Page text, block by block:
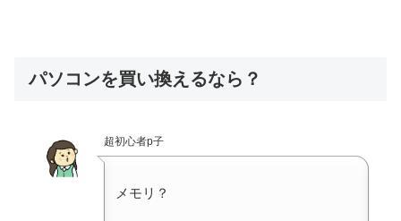
パソコンを買い換えるなら？
超初心者p子
メモリ？